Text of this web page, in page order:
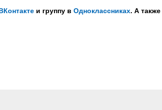
и группу в Одноклассниках. А также